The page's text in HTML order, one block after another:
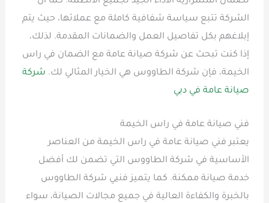
الشركة تتبع سياسة شفافية كاملة مع عملائها، حيث يتم
إبلاغهم بكل تفاصيل العمل والضمانات المقدمة. لذلك،
إذا كنت تبحث عن شركة صيانة عامة مع الضمان في راس
الخيمة، فإن شركة الطاووس هي الخيار المثالي لك. شركة
صيانة عامة في دبي
فني صيانة عامة في راس الخيمة
يعتبر فني صيانة عامة في راس الخيمة من العناصر
الأساسية في شركة الطاووس التي تضمن لك أفضل
خدمة صيانة ممكنة. كما يتميز فنيي شركة الطاووس
بالخبرة والكفاءة العالية في جميع مجالات الصيانة، سواء